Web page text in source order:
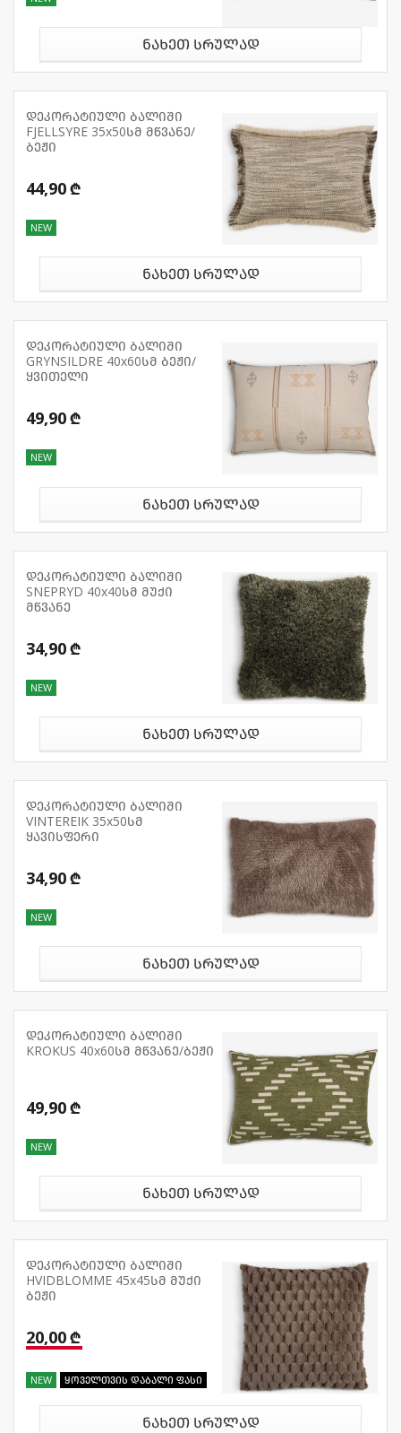
ნახეთ სრულად
დეკორატიული ბალიში
FJELLSYRE 35x50სმ მწვანე/
ბეჟი
44,90 ₾
NEW
ნახეთ სრულად
დეკორატიული ბალიში
GRYNSILDRE 40x60სმ ბეჟი/
ყვითელი
49,90 ₾
NEW
ნახეთ სრულად
დეკორატიული ბალიში
SNEPRYD 40x40სმ მუქი
მწვანე
34,90 ₾
NEW
ნახეთ სრულად
დეკორატიული ბალიში
VINTEREIK 35x50სმ
ყავისფერი
34,90 ₾
NEW
ნახეთ სრულად
დეკორატიული ბალიში
KROKUS 40x60სმ მწვანე/ბეჟი
49,90 ₾
NEW
ნახეთ სრულად
დეკორატიული ბალიში
HVIDBLOMME 45x45სმ მუქი
ბეჟი
20,00 ₾
NEW ყოველთვის დაბალი ფასი
ნახეთ სრულად